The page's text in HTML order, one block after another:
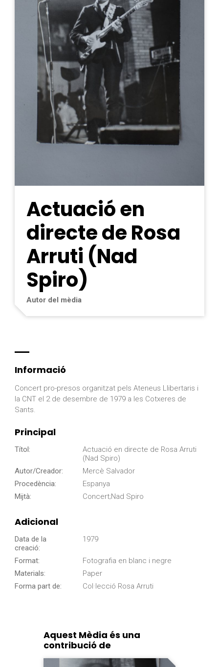
Actuació en
directe de Rosa
Arruti (Nad
Spiro)
Autor del mèdia
Informació
Concert pro-presos organitzat pels Ateneus Llibertaris i
la CNT el 2 de desembre de 1979 a les Cotxeres de
Sants.
Principal
Títol:
Actuació en directe de Rosa Arruti
(Nad Spiro)
Autor/Creador:
Mercè Salvador
Procedència:
Espanya
Mijtà:
Concert;Nad Spiro
Adicional
Data de la
creació:
1979
Format:
Fotografia en blanc i negre
Materials:
Paper
Forma part de:
Col·lecció Rosa Arruti
Aquest Mèdia és una
contribució de